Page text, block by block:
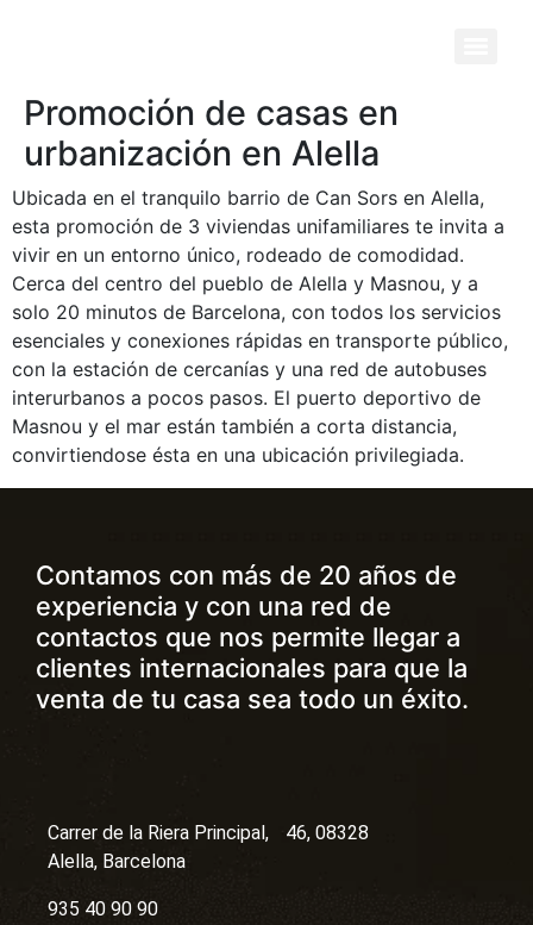
Promoción de casas en
urbanización en Alella
Ubicada en el tranquilo barrio de Can Sors en Alella,
esta promoción de 3 viviendas unifamiliares te invita a
vivir en un entorno único, rodeado de comodidad.
Cerca del centro del pueblo de Alella y Masnou, y a
solo 20 minutos de Barcelona, con todos los servicios
esenciales y conexiones rápidas en transporte público,
con la estación de cercanías y una red de autobuses
interurbanos a pocos pasos. El puerto deportivo de
Masnou y el mar están también a corta distancia,
convirtiendose ésta en una ubicación privilegiada.
Contamos con más de 20 años de
experiencia y con una red de
contactos que nos permite llegar a
clientes internacionales para que la
venta de tu casa sea todo un éxito.
Carrer de la Riera Principal, 46, 08328
Alella, Barcelona
935 40 90 90